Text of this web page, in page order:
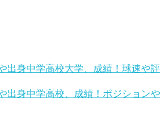
出身中学高校大学、成績！球速や評
出身中学高校、成績！ポジションや